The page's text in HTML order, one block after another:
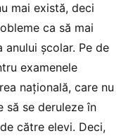
mai există, deci
ca să mai
școlar. Pe de
examenele
națională, care nu
să se deruleze în
către elevi. Deci,